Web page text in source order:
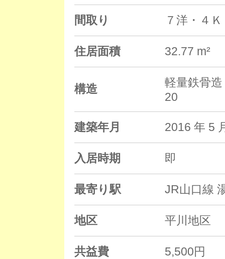
間取り ７洋・４Ｋ
住居面積 32.77 m²
構造
軽量鉄骨
20
建築年月 2016 年
入居時期 即
最寄り駅 JR山口線
地区 平川地区
共益費 5,500円